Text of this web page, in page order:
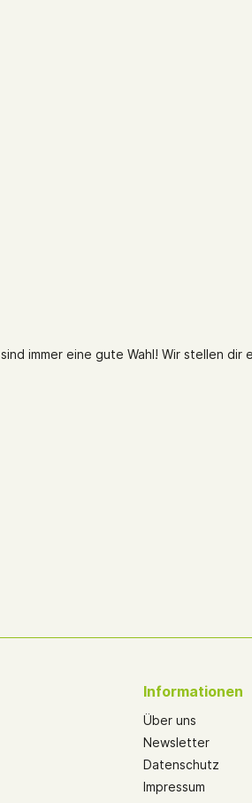
immer eine gute Wahl! Wir stellen dir
Informationen
Über uns
Newsletter
Datenschutz
Impressum